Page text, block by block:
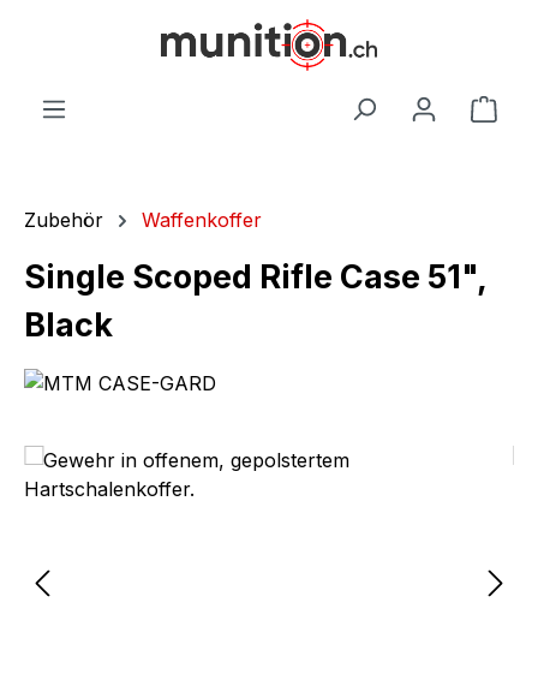
Zubehör Waffenkoffer
Single Scoped Rifle Case 51",
Black
Bildergalerie überspringen